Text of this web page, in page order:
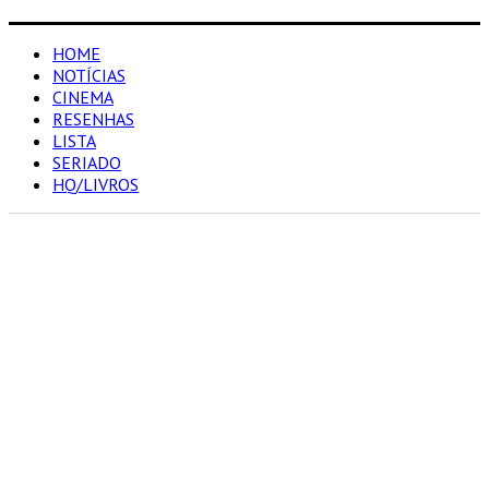
HOME
NOTÍCIAS
CINEMA
RESENHAS
LISTA
SERIADO
HQ/LIVROS